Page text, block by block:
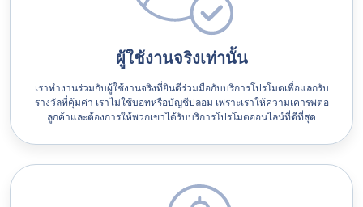
ผู้ใช้งานจริงเท่านั้น
เราทำงานร่วมกับผู้ใช้งานจริงที่ยินดีร่วมมือกับบริการโปรโมตเพื่อแลกรับ
รางวัลที่คุ้มค่า เราไม่ใช้บอทหรือบัญชีปลอม เพราะเราให้ความเคารพต่อ
ลูกค้าและต้องการให้พวกเขาได้รับบริการโปรโมตออนไลน์ที่ดีที่สุด